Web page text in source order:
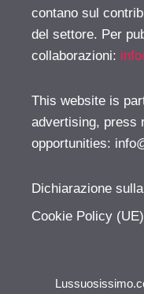
contano sul
del settore. Per
collaborazioni:
This website is
advertising, press
opportunities:
Dichiarazione
Cookie Policy (UE)